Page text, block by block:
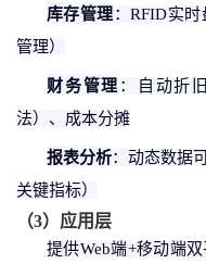
库存管理：RFID实
管理）
财务管理 ：自动折
法）、成本分摊
报表分析：动态数据
关键指标）
（3） 应用层
提供Web端+移动端